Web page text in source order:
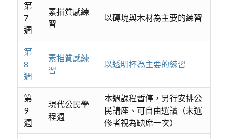
第
7
週
素描質感練
習
以磚塊與木材為主要的練習
第
8
週
素描質感練
習
以透明杯為主要的練習
第
9
週
現代公民學
程週
本週課程暫停，另行安排公
民講座、可自由選讀（未選
修者視為缺席一次）